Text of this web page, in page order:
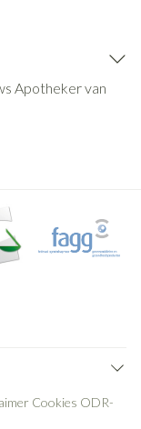
Apotheker van
Cookies ODR-